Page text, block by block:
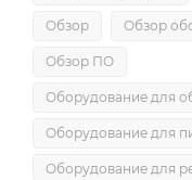
Обзор Обзор
Обзор ПО
Оборудование для
Оборудование для
Оборудование для